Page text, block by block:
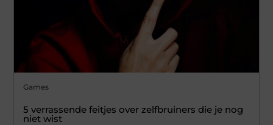
Games
5 verrassende feitjes over zelfbruiners die je nog
niet wist